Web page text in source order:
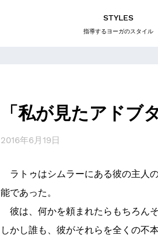
STYLES
指導するヨーガのスタイル
「私が見たアドブ
2016年6月19日
ラトゥはシムラーにある彼の主人
能であった。
彼は、何かを頼まれたらもちろん
しかし誰も、彼がそれらを全くの不